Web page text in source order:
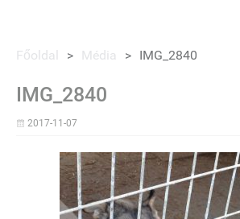
Főoldal > Média > IMG_2840
IMG_2840
2017-11-07